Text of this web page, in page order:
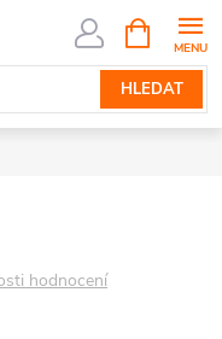
HLEDAT
NÁKUPNÍ
KOŠÍK
hodnocení